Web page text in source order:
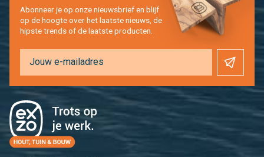
Abon­neer je op onze nieuws­brief en blijf
op de hoog­te over het laat­ste nieuws, de
hip­s­te trends of de laat­ste pro­duc­ten.